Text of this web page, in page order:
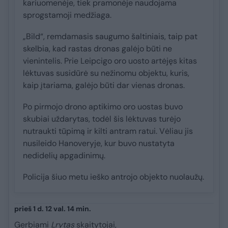
kariuomenėje, tiek pramonėje naudojama
sprogstamoji medžiaga.
„Bild“, remdamasis saugumo šaltiniais, taip pat
skelbia, kad rastas dronas galėjo būti ne
vienintelis. Prie Leipcigo oro uosto artėjęs kitas
lėktuvas susidūrė su nežinomu objektu, kuris,
kaip įtariama, galėjo būti dar vienas dronas.
Po pirmojo drono aptikimo oro uostas buvo
skubiai uždarytas, todėl šis lėktuvas turėjo
nutraukti tūpimą ir kilti antram ratui. Vėliau jis
nusileido Hanoveryje, kur buvo nustatyta
nedidelių apgadinimų.
Policija šiuo metu ieško antrojo objekto nuolaužų.
prieš 1 d. 12 val. 14 min.
Gerbiami Lrytas skaitytojai,